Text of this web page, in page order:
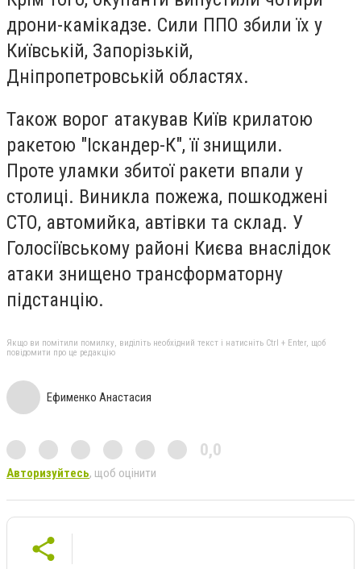
дрони-камікадзе. Сили ППО збили їх у
Київській, Запорізькій,
Дніпропетровській областях.
Також ворог атакував Київ крилатою
ракетою "Іскандер-К", її знищили.
Проте уламки збитої ракети впали у
столиці. Виникла пожежа, пошкоджені
СТО, автомийка, автівки та склад. У
Голосіївському районі Києва внаслідок
атаки знищено трансформаторну
підстанцію.
Якщо ви помітили помилку, виділіть необхідний текст і натисніть Ctrl + Enter, щоб
повідомити про це редакцію
Ефименко Анастасия
0,0
Авторизуйтесь, щоб оцінити